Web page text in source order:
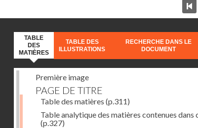
TABLE
DES
MATIÈRES
TABLE DES
ILLUSTRATIONS
RECHERCHE DANS LE
DOCUMENT
Première image
PAGE DE TITRE
Table des matières (p.311)
Table analytique des matières contenues dans
(p.327)